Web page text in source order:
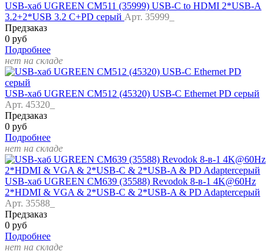
USB-хаб UGREEN CM511 (35999) USB-C to HDMI 2*USB-A
3.2+2*USB 3.2 C+PD серый Арт. 35999_
Предзаказ
0 руб
Подробнее
нет на складе
USB-хаб UGREEN CM512 (45320) USB-C Ethernet PD серый
Арт. 45320_
Предзаказ
0 руб
Подробнее
нет на складе
USB-хаб UGREEN CM639 (35588) Revodok 8-в-1 4K@60Hz
2*HDMI & VGA & 2*USB-C & 2*USB-A & PD Adapterсерый
Арт. 35588_
Предзаказ
0 руб
Подробнее
нет на складе